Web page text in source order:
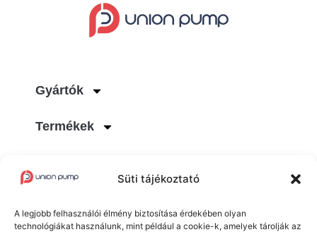
Süti tájékoztató
A legjobb felhasználói élmény biztosítása érdekében olyan
technológiákat használunk, mint például a cookie-k, amelyek tárolják az
Gyártók
Termékek